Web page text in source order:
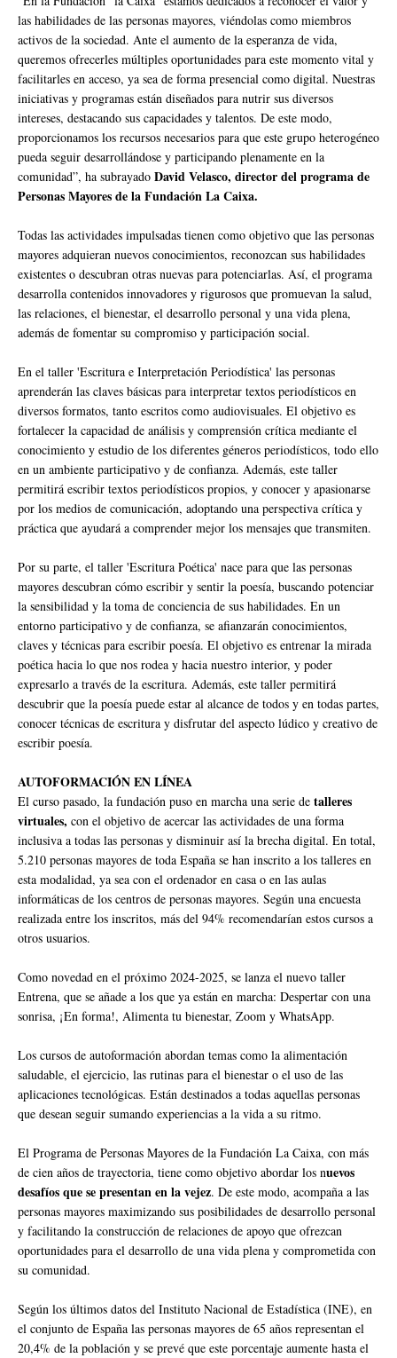
las habilidades de las personas mayores, viéndolas como miembros
activos de la sociedad. Ante el aumento de la esperanza de vida,
queremos ofrecerles múltiples oportunidades para este momento vital y
facilitarles en acceso, ya sea de forma presencial como digital. Nuestras
iniciativas y programas están diseñados para nutrir sus diversos
intereses, destacando sus capacidades y talentos. De este modo,
proporcionamos los recursos necesarios para que este grupo heterogéneo
pueda seguir desarrollándose y participando plenamente en la
comunidad”, ha subrayado David Velasco, director del programa de
Personas Mayores de la Fundación La Caixa.
Todas las actividades impulsadas tienen como objetivo que las personas
mayores adquieran nuevos conocimientos, reconozcan sus habilidades
existentes o descubran otras nuevas para potenciarlas. Así, el programa
desarrolla contenidos innovadores y rigurosos que promuevan la salud,
las relaciones, el bienestar, el desarrollo personal y una vida plena,
además de fomentar su compromiso y participación social.
En el taller 'Escritura e Interpretación Periodística' las personas
aprenderán las claves básicas para interpretar textos periodísticos en
diversos formatos, tanto escritos como audiovisuales. El objetivo es
fortalecer la capacidad de análisis y comprensión crítica mediante el
conocimiento y estudio de los diferentes géneros periodísticos, todo ello
en un ambiente participativo y de confianza. Además, este taller
permitirá escribir textos periodísticos propios, y conocer y apasionarse
por los medios de comunicación, adoptando una perspectiva crítica y
práctica que ayudará a comprender mejor los mensajes que transmiten.
Por su parte, el taller 'Escritura Poética' nace para que las personas
mayores descubran cómo escribir y sentir la poesía, buscando potenciar
la sensibilidad y la toma de conciencia de sus habilidades. En un
entorno participativo y de confianza, se afianzarán conocimientos,
claves y técnicas para escribir poesía. El objetivo es entrenar la mirada
poética hacia lo que nos rodea y hacia nuestro interior, y poder
expresarlo a través de la escritura. Además, este taller permitirá
descubrir que la poesía puede estar al alcance de todos y en todas partes,
conocer técnicas de escritura y disfrutar del aspecto lúdico y creativo de
escribir poesía.
AUTOFORMACIÓN EN LÍNEA
El curso pasado, la fundación puso en marcha una serie de talleres
virtuales, con el objetivo de acercar las actividades de una forma
inclusiva a todas las personas y disminuir así la brecha digital. En total,
5.210 personas mayores de toda España se han inscrito a los talleres en
esta modalidad, ya sea con el ordenador en casa o en las aulas
informáticas de los centros de personas mayores. Según una encuesta
realizada entre los inscritos, más del 94% recomendarían estos cursos a
otros usuarios.
Como novedad en el próximo 2024-2025, se lanza el nuevo taller
Entrena, que se añade a los que ya están en marcha: Despertar con una
sonrisa, ¡En forma!, Alimenta tu bienestar, Zoom y WhatsApp.
Los cursos de autoformación abordan temas como la alimentación
saludable, el ejercicio, las rutinas para el bienestar o el uso de las
aplicaciones tecnológicas. Están destinados a todas aquellas personas
que desean seguir sumando experiencias a la vida a su ritmo.
El Programa de Personas Mayores de la Fundación La Caixa, con más
de cien años de trayectoria, tiene como objetivo abordar los nuevos
desafíos que se presentan en la vejez. De este modo, acompaña a las
personas mayores maximizando sus posibilidades de desarrollo personal
y facilitando la construcción de relaciones de apoyo que ofrezcan
oportunidades para el desarrollo de una vida plena y comprometida con
su comunidad.
Según los últimos datos del Instituto Nacional de Estadística (INE), en
el conjunto de España las personas mayores de 65 años representan el
20,4% de la población y se prevé que este porcentaje aumente hasta el